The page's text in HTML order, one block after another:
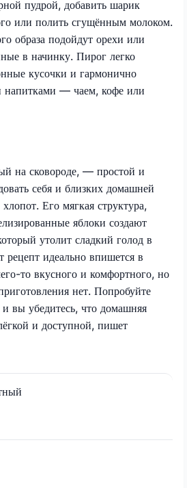
пудрой, добавить шарик
или полить сгущённым молоком.
образа подойдут орехи или
в начинку. Пирог легко
кусочки и гармонично
напитками — чаем, кофе или
на сковороде, — простой и
себя и близких домашней
Его мягкая структура,
яблоки создают
утолит сладкий голод в
рецепт идеально впишется в
то вкусного и комфортного, но
нет. Попробуйте
вы убедитесь, что домашняя
и доступной, пишет